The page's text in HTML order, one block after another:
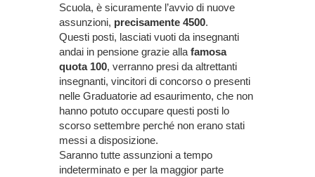
Scuola, è sicuramente l’avvio di nuove
assunzioni, precisamente 4500.
Questi posti, lasciati vuoti da insegnanti
andai in pensione grazie alla famosa
quota 100, verranno presi da altrettanti
insegnanti, vincitori di concorso o presenti
nelle Graduatorie ad esaurimento, che non
hanno potuto occupare questi posti lo
scorso settembre perché non erano stati
messi a disposizione.
Saranno tutte assunzioni a tempo
indeterminato e per la maggior parte